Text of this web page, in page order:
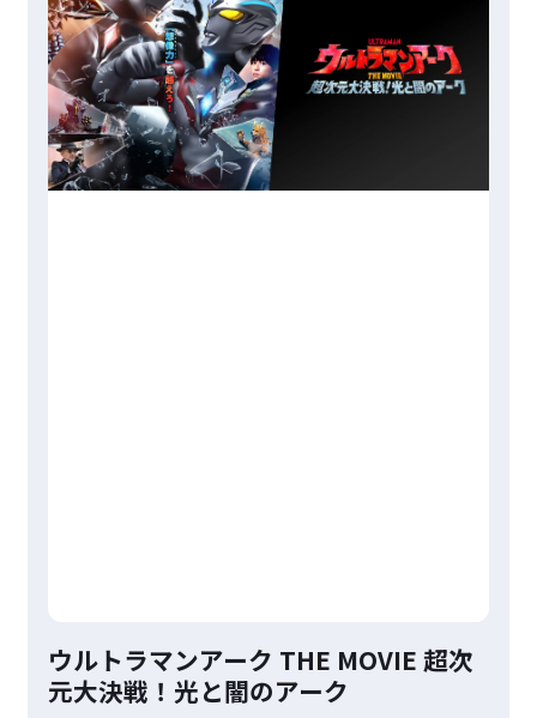
ウルトラマンアーク THE MOVIE 超次
元大決戦！光と闇のアーク